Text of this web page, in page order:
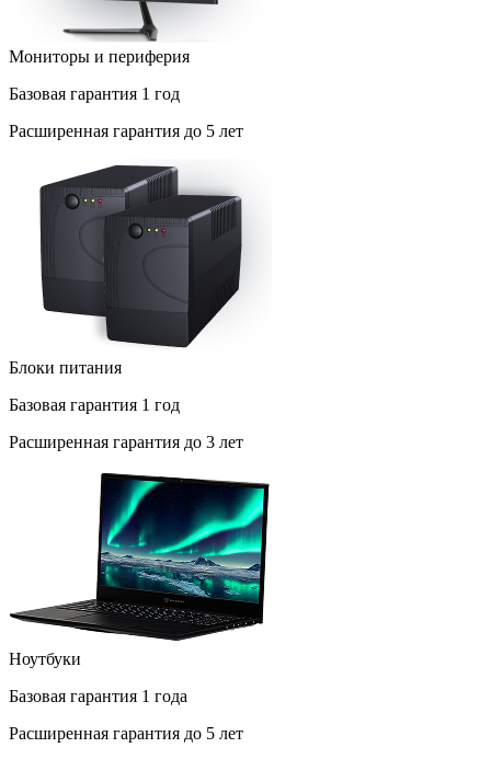
Мониторы и периферия
Базовая гарантия 1 год
Расширенная гарантия до 5 лет
Блоки питания
Базовая гарантия 1 год
Расширенная гарантия до 3 лет
Ноутбуки
Базовая гарантия 1 года
Расширенная гарантия до 5 лет